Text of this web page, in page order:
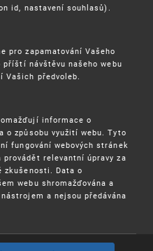
id, nastavení souhlasů).
pro zapamatování Vašeho
návštěvu našeho webu
Vašich předvoleb.
informace o
o způsobu využití webu. Tyto
fungování webových stránek
provádět relevantní úpravy za
zkušenosti. Data o
webu shromažďována a
a nejsou předávána